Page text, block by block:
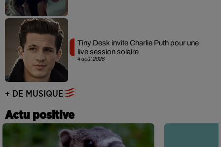
4 août 2026
Tiny Desk invite Charlie Puth pour une
live session solaire
+ DE MUSIQUE
Actu positive